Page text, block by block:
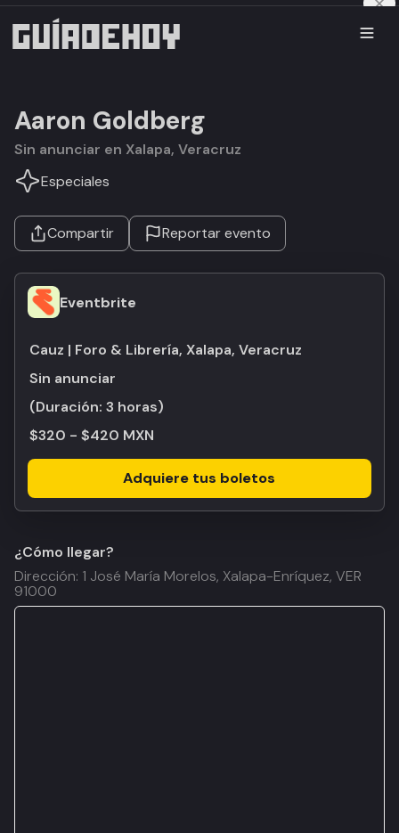
Aaron Goldberg
Sin anunciar en Xalapa, Veracruz
Especiales
Compartir Reportar evento
Eventbrite
Cauz | Foro & Librería, Xalapa, Veracruz
Sin anunciar
(Duración: 3 horas)
$320 - $420 MXN
Adquiere tus boletos
¿Cómo llegar?
Dirección: 1 José María Morelos, Xalapa-Enríquez, VER
91000